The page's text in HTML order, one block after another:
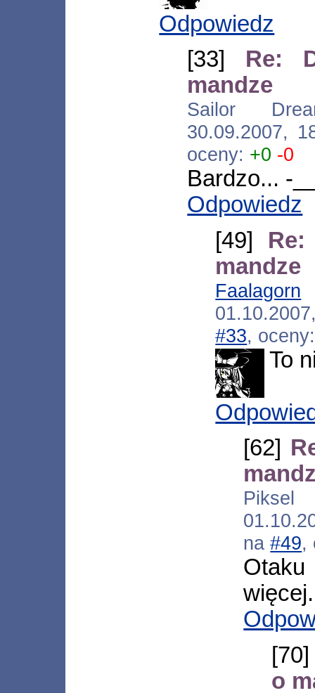
Odpowiedz
[33] Re:
mandze
Sailor
30.09.2007,
oceny: +0 -0
Bardzo... -
Odpowiedz
[49]
mandze
Faalagorn
#33,
To
[62]
Piksel
na#49,
więcej.
o